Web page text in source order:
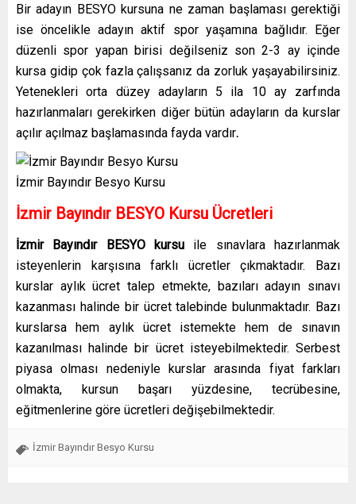
Bir adayın BESYO kursuna ne zaman başlaması gerektiği
ise öncelikle adayın aktif spor yaşamına bağlıdır. Eğer
düzenli spor yapan birisi değilseniz son 2-3 ay içinde
kursa gidip çok fazla çalışsanız da zorluk yaşayabilirsiniz.
Yetenekleri orta düzey adayların 5 ila 10 ay zarfında
hazırlanmaları gerekirken diğer bütün adayların da kurslar
açılır açılmaz başlamasında fayda vardır.
İzmir Bayındır Besyo Kursu
İzmir Bayındır BESYO Kursu Ücretleri
İzmir Bayındır BESYO kursu ile sınavlara hazırlanmak
isteyenlerin karşısına farklı ücretler çıkmaktadır. Bazı
kurslar aylık ücret talep etmekte, bazıları adayın sınavı
kazanması halinde bir ücret talebinde bulunmaktadır. Bazı
kurslarsa hem aylık ücret istemekte hem de sınavın
kazanılması halinde bir ücret isteyebilmektedir. Serbest
piyasa olması nedeniyle kurslar arasında fiyat farkları
olmakta, kursun başarı yüzdesine, tecrübesine,
eğitmenlerine göre ücretleri değişebilmektedir.
İzmir Bayındır Besyo Kursu